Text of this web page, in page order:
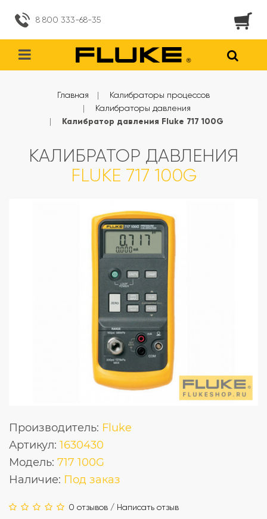
8 800 333-68-35
Главная
Калибраторы процессов
Калибраторы давления
Калибратор давления Fluke 717 100G
КАЛИБРАТОР ДАВЛЕНИЯ
FLUKE 717 100G
Производитель: Fluke
Артикул: 1630430
Модель: 717 100G
Наличие: Под заказ
0 отзывов / Написать отзыв